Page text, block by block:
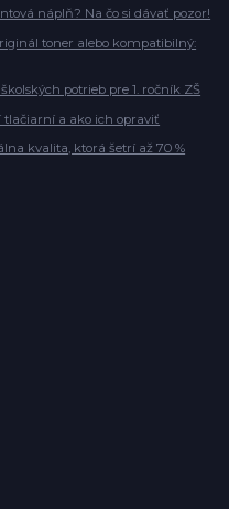
náplň? Na čo si dávať pozor!
toner alebo kompatibilný:
potrieb pre 1. ročník ZŠ
tlačiarní a ako ich opraviť
kvalita, ktorá šetrí až 70 %